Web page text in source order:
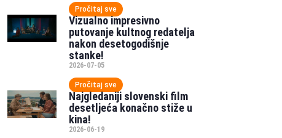
Pročitaj sve
Vizualno impresivno
putovanje kultnog redatelja
nakon desetogodišnje
stanke!
2026-07-05
Pročitaj sve
Najgledaniji slovenski film
desetljeća konačno stiže u
kina!
2026-06-19